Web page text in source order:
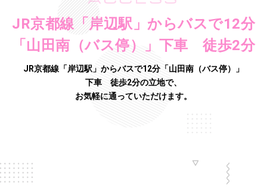
JR京都線「岸辺駅」からバスで12分
「山田南（バス停）」下車 徒歩2分
JR京都線「岸辺駅」からバスで12分「山田南（バス停）」
下車 徒歩2分の立地で、
お気軽に通っていただけます。